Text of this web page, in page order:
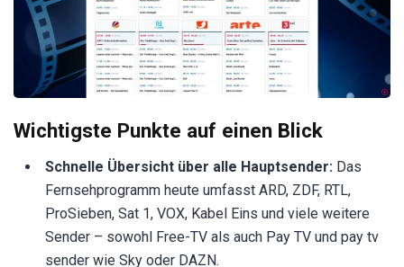
Wichtigste Punkte auf einen Blick
Schnelle Übersicht über alle Hauptsender: Das
Fernsehprogramm heute umfasst ARD, ZDF, RTL,
ProSieben, Sat 1, VOX, Kabel Eins und viele weitere
Sender – sowohl Free-TV als auch Pay TV und pay tv
sender wie Sky oder DAZN.